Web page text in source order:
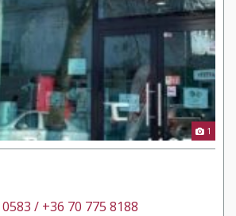
1
/ +36 70 775 8188